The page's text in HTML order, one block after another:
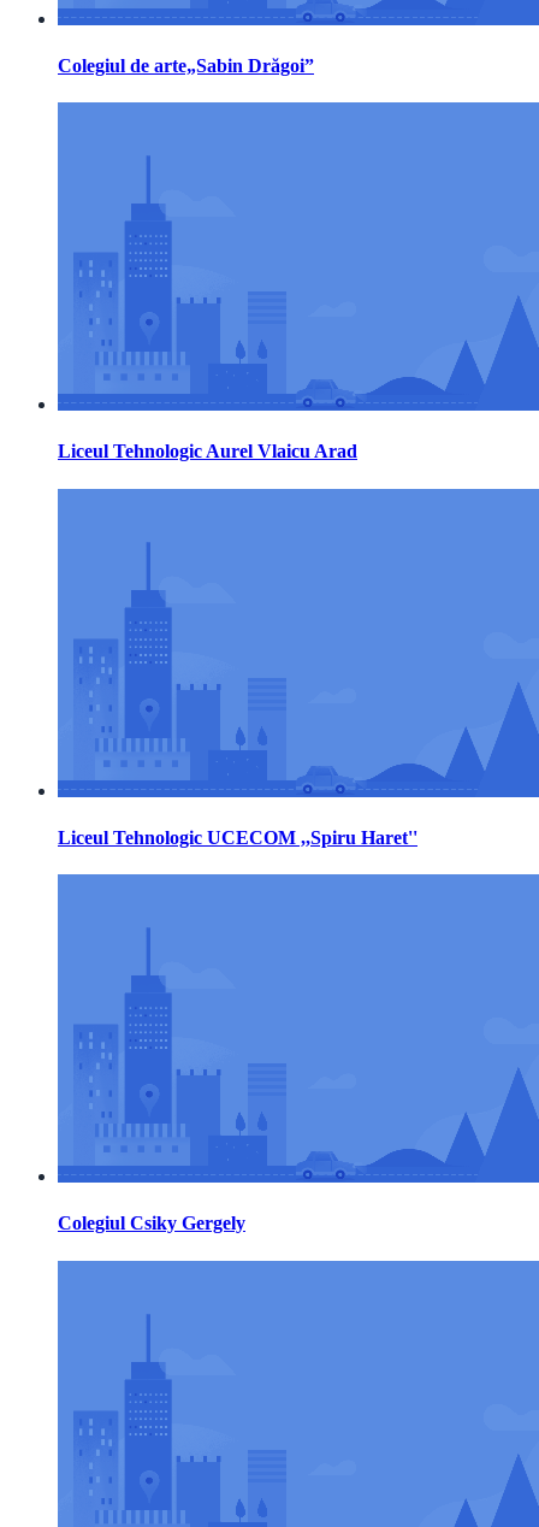
Colegiul de arte„Sabin Drăgoi”
Liceul Tehnologic Aurel Vlaicu Arad
Liceul Tehnologic UCECOM ,,Spiru Haret''
Colegiul Csiky Gergely